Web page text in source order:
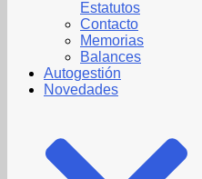
Estatutos
Contacto
Memorias
Balances
Autogestión
Novedades